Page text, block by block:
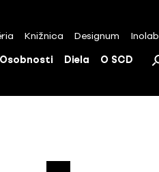
Knižnica Designum Inolab
Osobnosti Diela O SCD